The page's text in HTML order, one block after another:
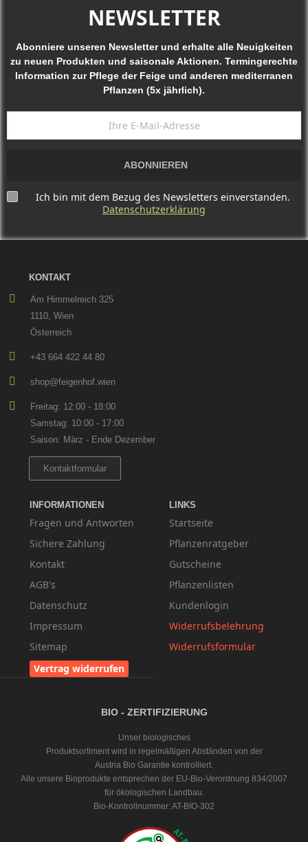
NEWSLETTER
Abonniere unseren Newsletter und erhalte alle Neuigkeiten
zu neuen Produkten und saisonale Aktionen. Termingerechte
Information zur Pflege der Feige und anderen mediterranen
Pflanzen (5x jährlich).
ABONNIEREN
Ich bin mit dem Bezug des Newsletters einverstanden.
Datenschutzerklärung
KONTAKT
Am Himmelreich 325
1110, Wien
Österreich
+43 664 422 44 80
shop@feigenhof.wien
Freitag: 12:00 - 18:00
Samstag: 10:00 - 17:00
Saison: März - Ende Dezember
Kontaktformular
INFORMATIONEN
Fragen und Antworten
Sichere Zahlung
Kontakt
AGB's
Datenschutz
Impressum
Sitemap
Vertrag widerrufen
LINKS
Startseite
Pflanzenratgeber
Gutscheine
Pflanzenlisten
Kundenlogin
Widerrufsbelehrung
Widerrufsformular
BIO - ZERTIFIZIERUNG
Unser biologisches
Produktsortiment wird in regelmäßigen Abständen von der
Austria Bio Garantie kontrolliert.
Alle unsere Bioprodukte entsprechen der EU-Bio-Verordnung 834/2007
für ökologischen Landbau.
Bio-Kontrollnummer: AT-BIO-302